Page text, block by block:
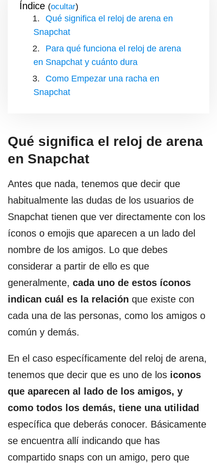
Índice ( )
Qué significa el reloj de arena en
Snapchat
Para qué funciona el reloj de arena
en Snapchat y cuánto dura
Como Empezar una racha en
Snapchat
Qué significa el reloj de arena
en Snapchat
Antes que nada, tenemos que decir que
habitualmente las dudas de los usuarios de
Snapchat tienen que ver directamente con los
íconos o emojis que aparecen a un lado del
nombre de los amigos. Lo que debes
considerar a partir de ello es que
generalmente, cada uno de estos íconos
indican cuál es la relación que existe con
cada una de las personas, como los amigos o
común y demás.
En el caso específicamente del reloj de arena,
tenemos que decir que es uno de los iconos
que aparecen al lado de los amigos, y
como todos los demás, tiene una utilidad
específica que deberás conocer. Básicamente
se encuentra allí indicando que has
compartido snaps con un amigo, pero que